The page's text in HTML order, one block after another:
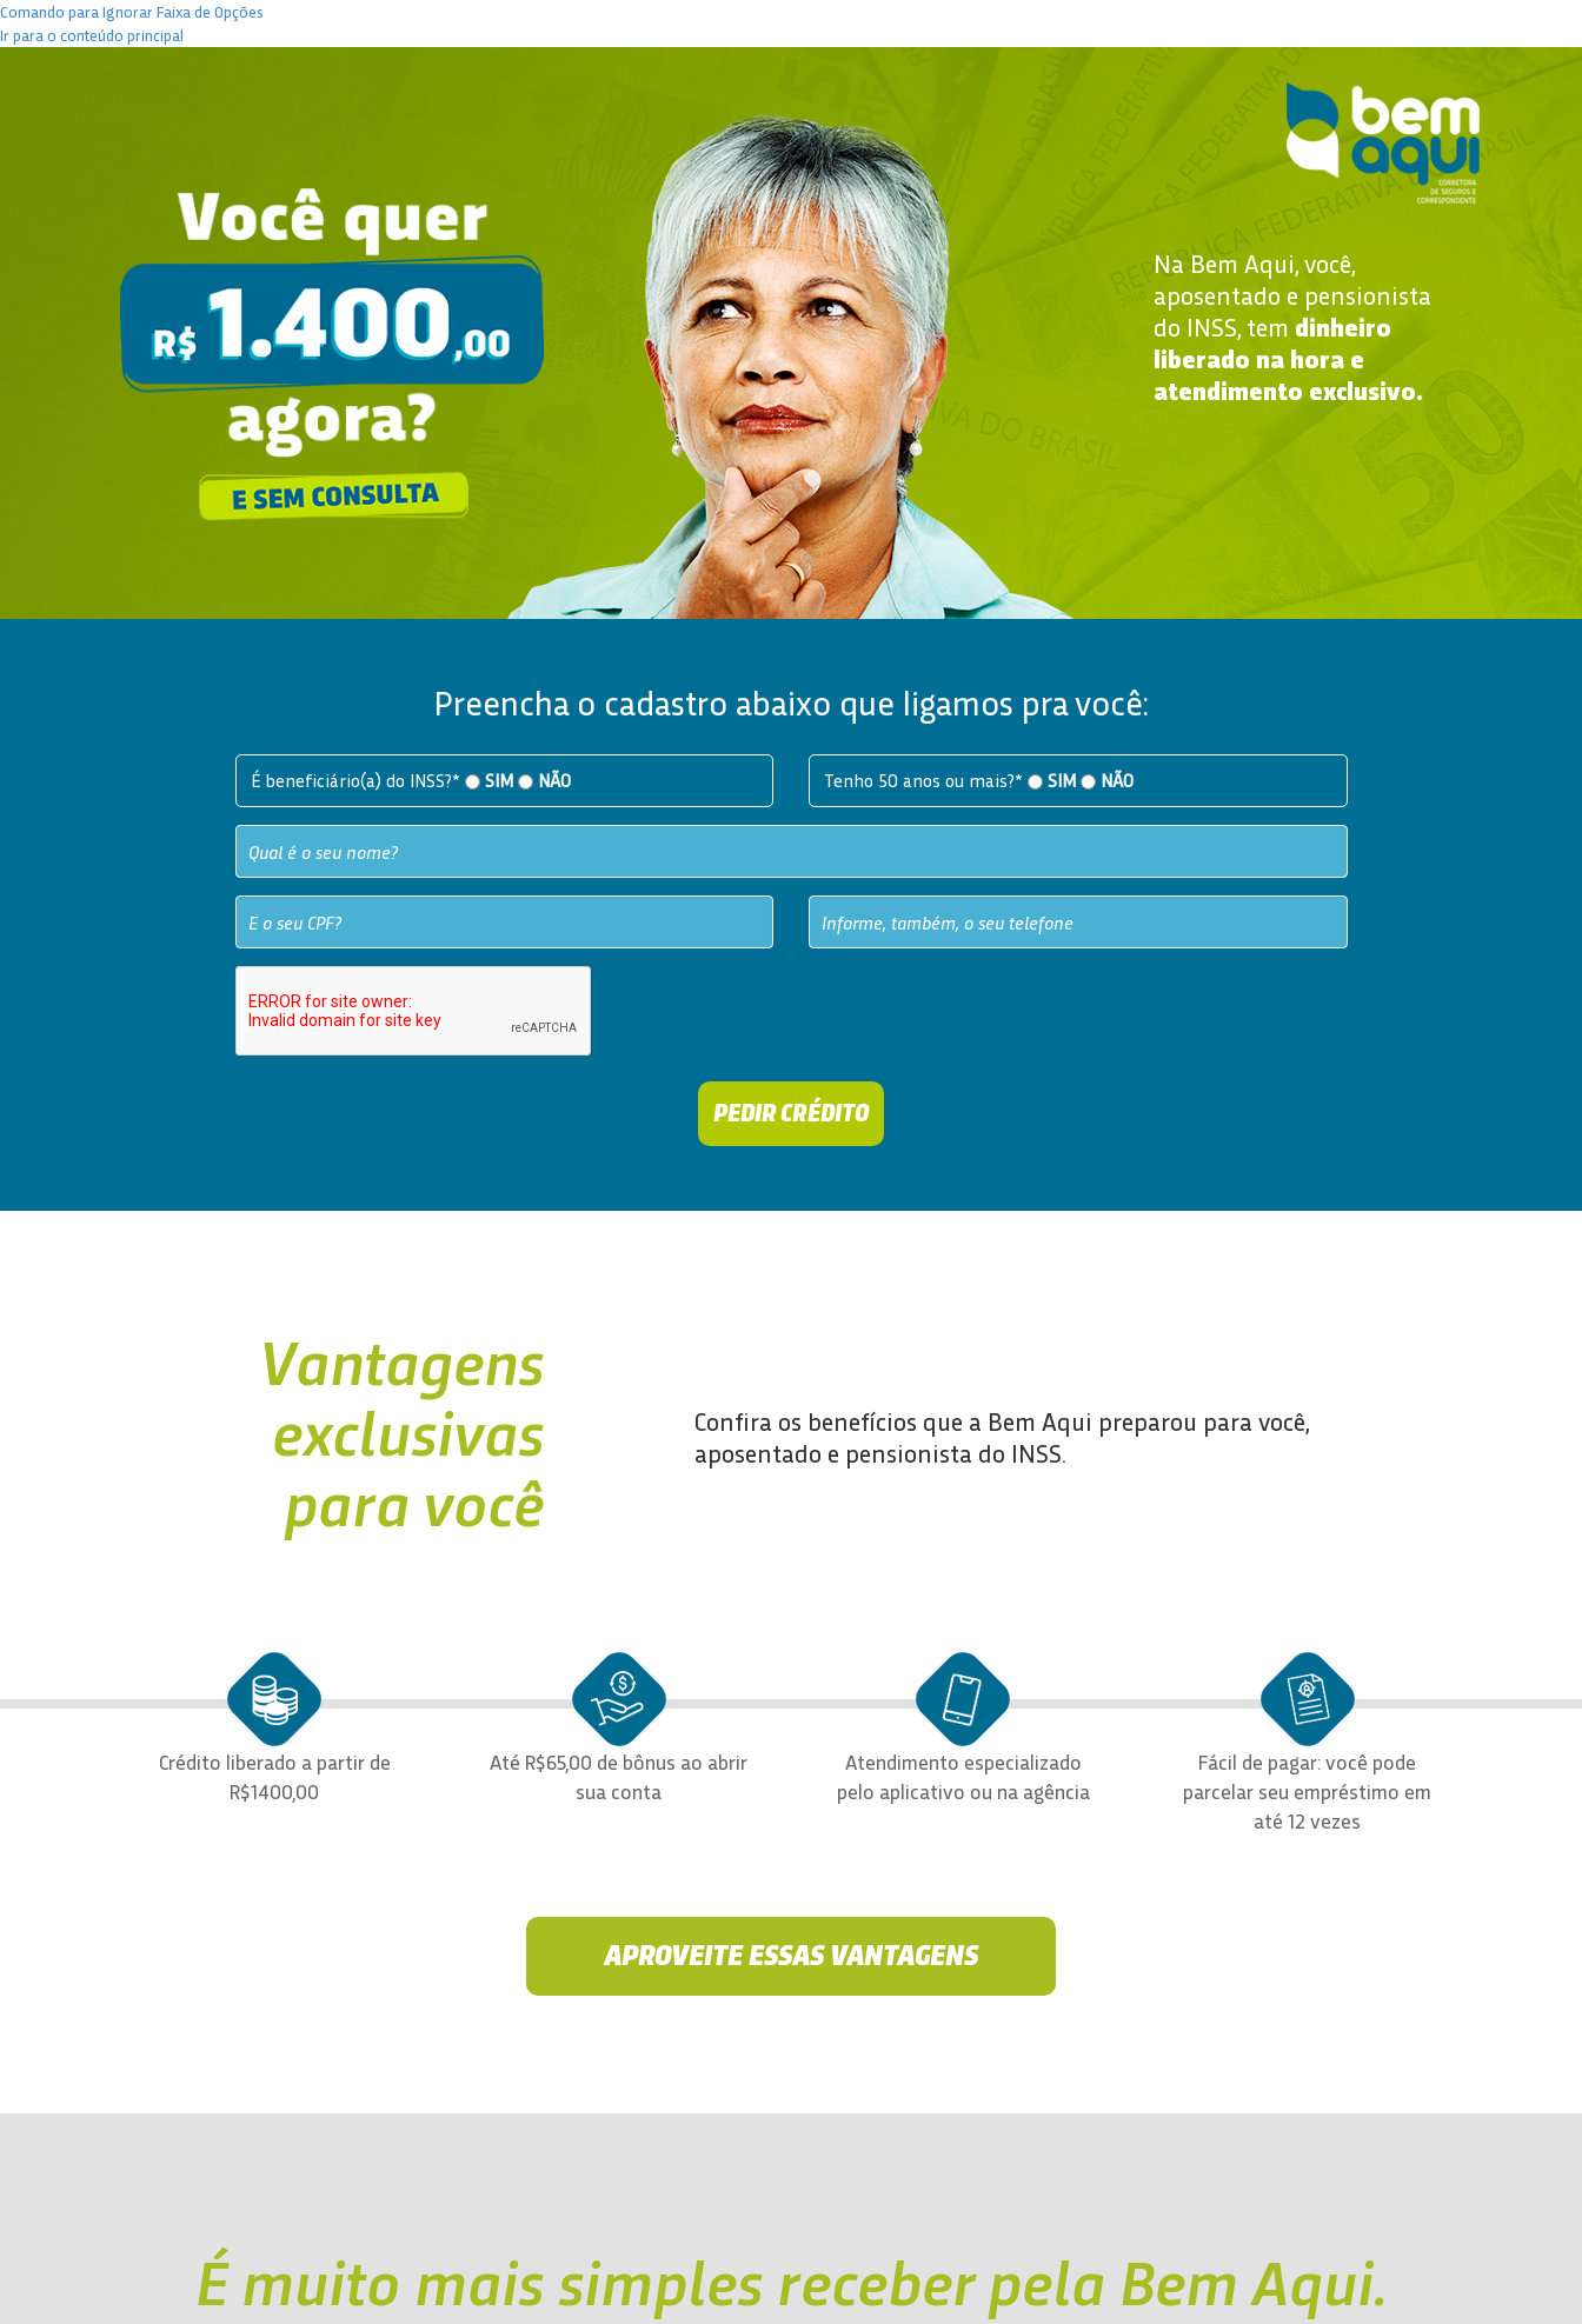
Comando para Ignorar Faixa de Opções
Ir para o conteúdo principal
Na Bem Aqui, você,
aposentado e pensionista
do INSS, tem dinheiro
liberado na hora e
atendimento exclusivo.
Preencha o cadastro abaixo que ligamos pra você:
É beneficiário(a) do INSS?* SIM NÃO Tenho 50 anos ou mais?* SIM NÃO
PEDIR CRÉDITO
Vantagens
exclusivas
para você
Confira os benefícios que a Bem Aqui preparou para você,
aposentado e pensionista do INSS.
Crédito liberado a partir de
R$1400,00
Até R$65,00 de bônus ao abrir
sua conta
Atendimento especializado
pelo aplicativo ou na agência
Fácil de pagar: você pode
parcelar seu empréstimo em
até 12 vezes
APROVEITE ESSAS VANTAGENS
É muito mais simples receber pela Bem Aqui.